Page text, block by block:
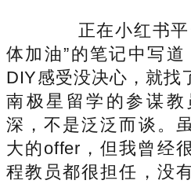
正在小红书平
体加油”的笔记中写道
DIY感受没决心，就找
南极星留学的参谋
深，不是泛泛而谈。
大的offer，但我曾经
程教员都很担任，没